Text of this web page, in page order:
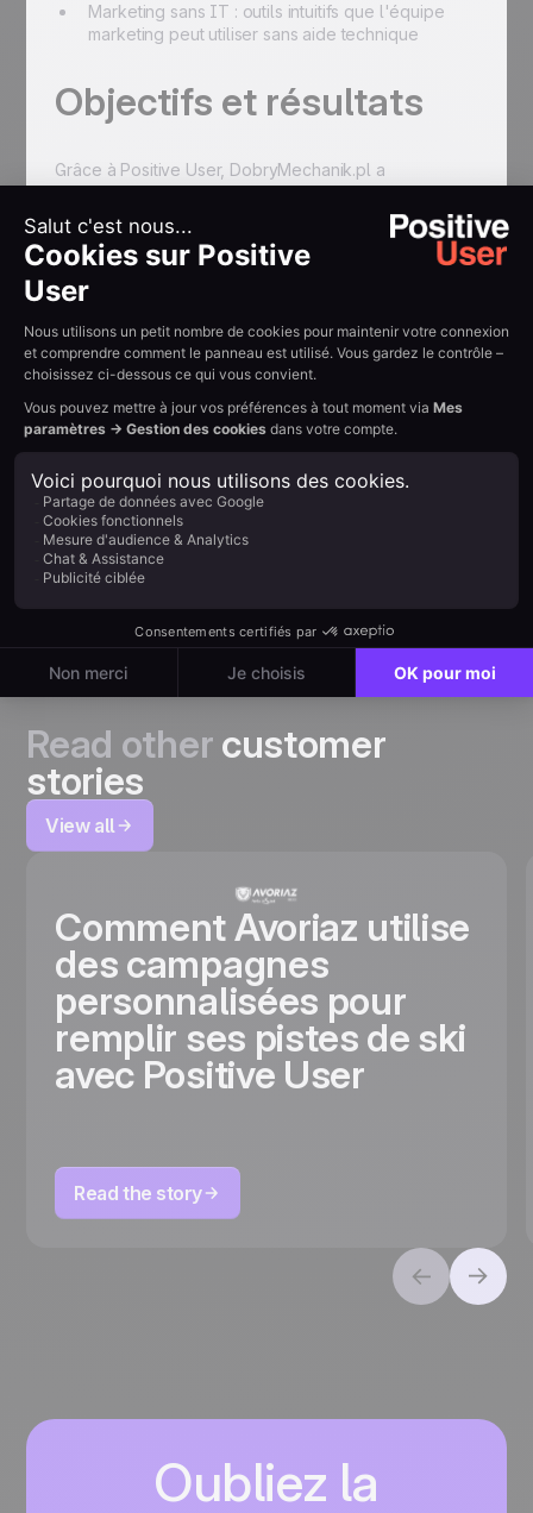
Résumer avec l'IA :
Example H2
Marketing sans IT : outils intuitifs que l'équipe
marketing peut utiliser sans aide technique
Objectifs et résultats
Grâce à Positive User, DobryMechanik.pl a
considérablement amélioré son efficacité marketing :
+200 % de croissance de la base de données
email en seulement 6 mois
75 000 abonnés email dans la base de données
marketing les plus importants
Processus de vente B2B automatisés et plus
efficaces
Activités marketing mises en place sans équipe IT
Read other customer
stories
View all
Comment Avoriaz utilise
des campagnes
personnalisées pour
remplir ses pistes de ski
avec Positive User
Read the story
Oubliez la